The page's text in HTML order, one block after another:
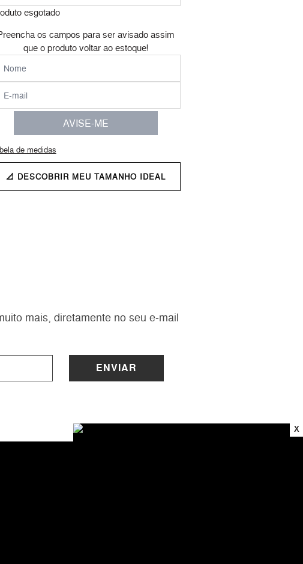
esgotado
os campos para ser avisado assim
que o produto voltar ao estoque!
AVISE-ME
de medidas
📐 DESCOBRIR MEU TAMANHO IDEAL
mais, diretamente no seu e-mail
ENVIAR
X